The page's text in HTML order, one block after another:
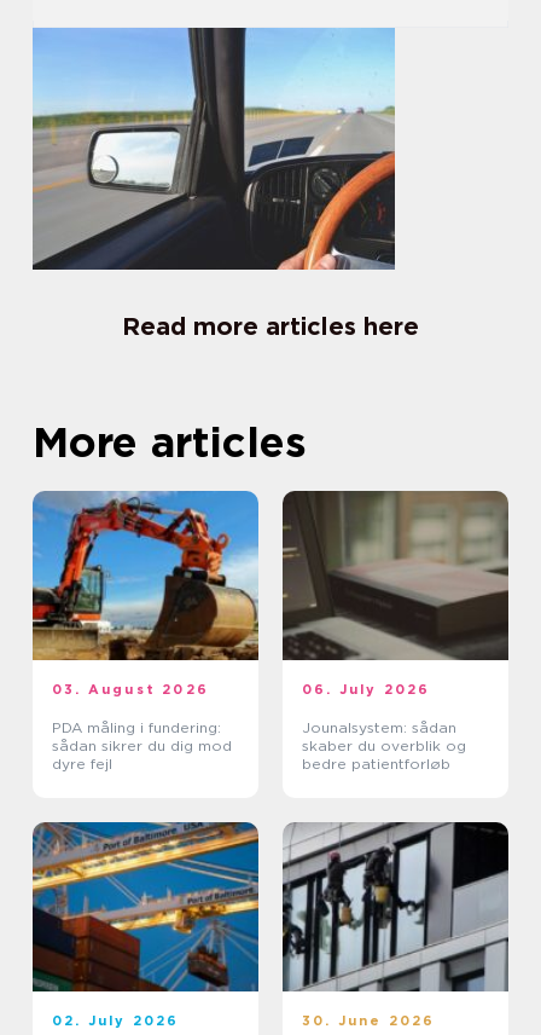
Read more articles here
More articles
03. August 2026
PDA måling i fundering:
sådan sikrer du dig mod
dyre fejl
06. July 2026
Jounalsystem: sådan
skaber du overblik og
bedre patientforløb
02. July 2026 30. June 2026